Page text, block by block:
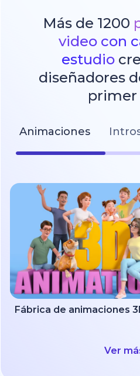
Más de 1200
video con
estudio
diseñadores
primer
Animaciones
Fábrica de animaciones
Ver